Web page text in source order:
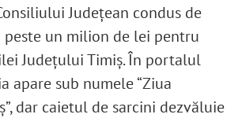
Județean condus de
peste un milion de lei pentru
Județului Timiș. În portalul
apare sub numele “Ziua
dar caietul de sarcini dezvăluie